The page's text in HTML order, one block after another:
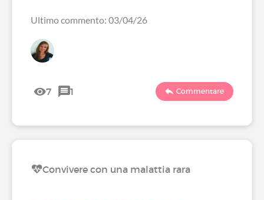
Ultimo commento: 03/04/26
7 1 Commentare
Convivere con una malattia rara